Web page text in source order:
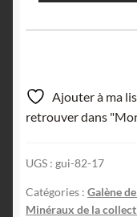
Ajouter à ma
retrouver dans
UGS : gui-82-17
Catégories : Galène
Minéraux de la